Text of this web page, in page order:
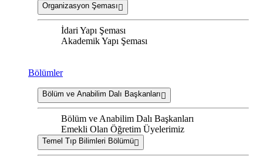
Organizasyon Şeması
İdari Yapı Şeması
Akademik Yapı Şeması
Bölümler
Bölüm ve Anabilim Dalı Başkanları
Bölüm ve Anabilim Dalı Başkanları
Emekli Olan Öğretim Üyelerimiz
Temel Tıp Bilimleri Bölümü